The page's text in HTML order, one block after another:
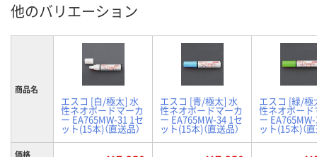
他のバリエーション
商品名
エスコ [白/極太] 水
性ネオボードマーカ
ー EA765MW-31 1セ
ット(15本)（直送品）
エスコ [青/極太] 水
性ネオボードマーカ
ー EA765MW-34 1セ
ット(15本)（直送品）
エスコ [緑/極
性ネオボード
ー
ット(15本)（直
価格